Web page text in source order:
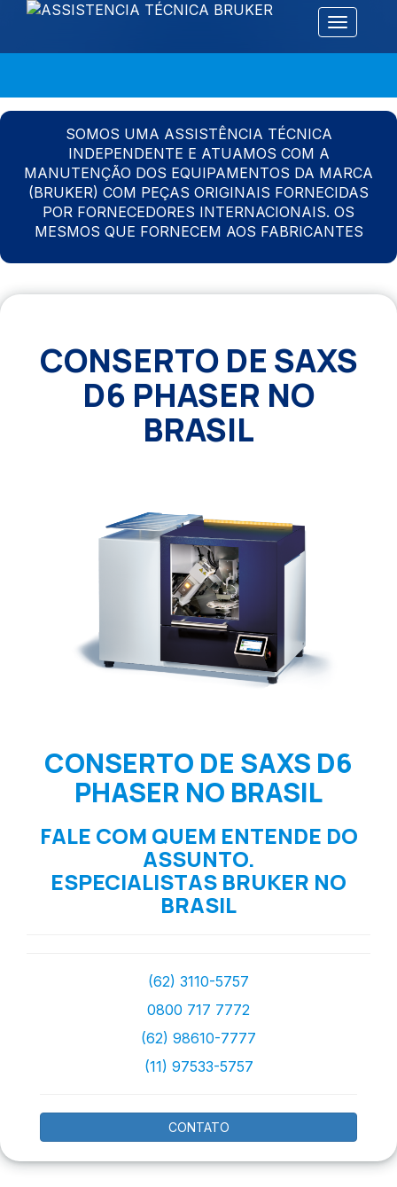
Alternar
SOMOS UMA ASSISTÊNCIA TÉCNICA
INDEPENDENTE E ATUAMOS COM A
MANUTENÇÃO DOS EQUIPAMENTOS DA MARCA
(BRUKER) COM PEÇAS ORIGINAIS FORNECIDAS
POR FORNECEDORES INTERNACIONAIS. OS
MESMOS QUE FORNECEM AOS FABRICANTES
CONSERTO DE SAXS
D6 PHASER NO
BRASIL
CONSERTO DE SAXS D6
PHASER NO BRASIL
FALE COM QUEM ENTENDE DO
ASSUNTO.
ESPECIALISTAS BRUKER NO
BRASIL
(62) 3110-5757
0800 717 7772
(62) 98610-7777
(11) 97533-5757
CONTATO